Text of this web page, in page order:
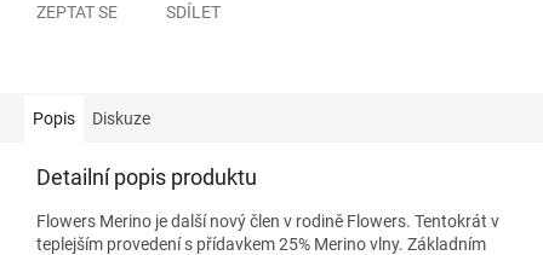
ZEPTAT SE SDÍLET
Popis Diskuze
Detailní popis produktu
Flowers Merino je další nový člen v rodině Flowers. Tentokrát v
teplejším provedení s přídavkem 25% Merino vlny. Základním